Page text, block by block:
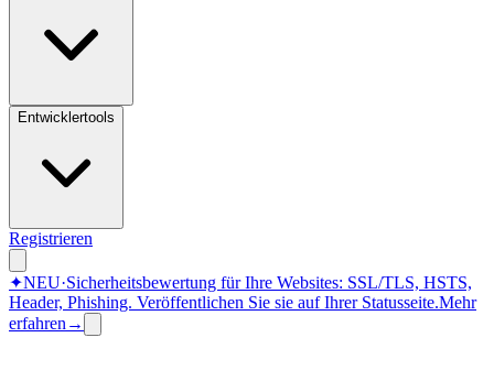
Entwicklertools
Registrieren
✦NEU·Sicherheitsbewertung für Ihre Websites: SSL/TLS, HSTS,
Header, Phishing. Veröffentlichen Sie sie auf Ihrer Statusseite.Mehr
erfahren →